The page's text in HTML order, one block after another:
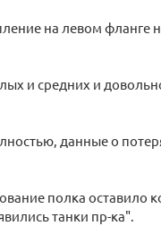
на левом
и средних и
данные о
полка оставило
танки пр-ка".